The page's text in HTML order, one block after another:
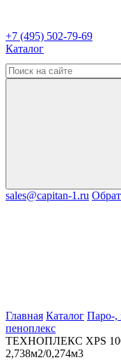
+7 (495) 502-79-69
Каталог
sales@capitan-1.ru
Главная Каталог Паро-,
пеноплекс
ТЕХНОПЛЕКС XPS
2,738м2/0,274м3